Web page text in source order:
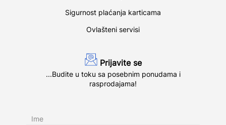
Sigurnost plaćanja karticama
Ovlašteni servisi
Prijavite se
...Budite u toku sa posebnim ponudama i
rasprodajama!
Ime